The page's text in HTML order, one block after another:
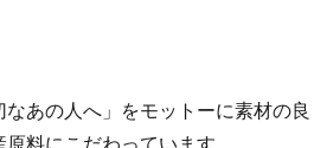
あの人へ」をモットーに素材の良
料にこだわっています。